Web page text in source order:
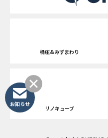
桶庄&みずまわり
リノキューブ
お知らせ